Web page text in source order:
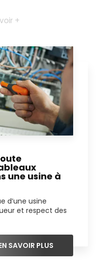
+
une usine à
d’une usine
et respect des
SAVOIR PLUS